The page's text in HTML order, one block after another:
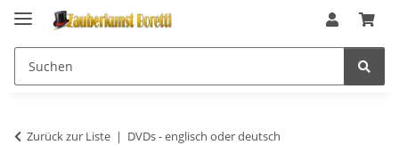
Zurück zur Liste DVDs - englisch oder deutsch